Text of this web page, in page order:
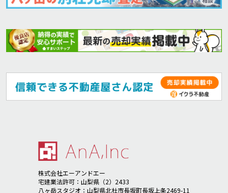
株式会社エーアンドエー
宅建業法許可：山梨県（2）2433
八ヶ岳スタジオ：山梨県北杜市長坂町長坂上条2469-11